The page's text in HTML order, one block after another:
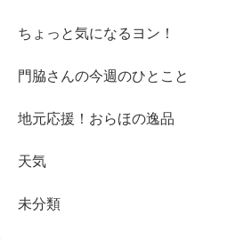
ちょっと気になるヨン！
門脇さんの今週のひとこと
地元応援！おらほの逸品
天気
未分類